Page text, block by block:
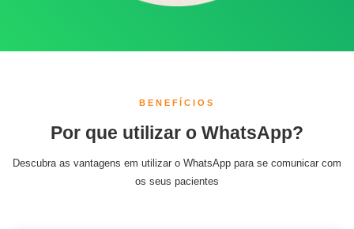
BENEFÍCIOS
Por que utilizar o WhatsApp?
Descubra as vantagens em utilizar o WhatsApp para se comunicar com
os seus pacientes